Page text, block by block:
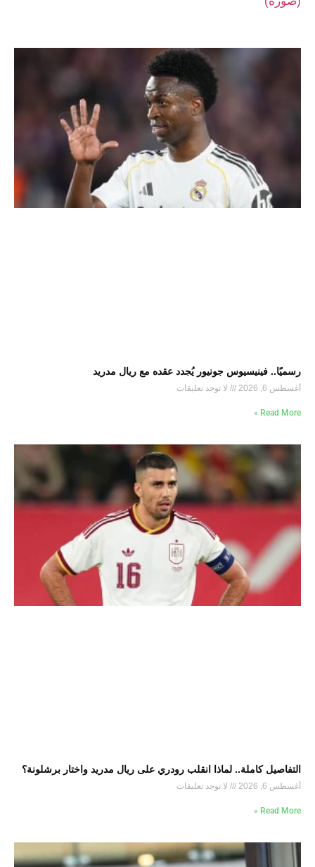
رسميًا.. فينيسيوس جونيور يُجدد عقده مع ريال مدريد
أغسطس 6, 2026 لا توجد تعليقات
Read More »
التفاصيل كاملة.. لماذا انقلب رودري على ريال مدريد واختار برشلونة؟
أغسطس 6, 2026 لا توجد تعليقات
Read More »